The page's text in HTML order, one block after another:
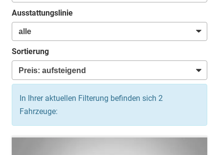
Ausstattungslinie
Sortierung
In Ihrer aktuellen Filterung befinden sich 2
Fahrzeuge: